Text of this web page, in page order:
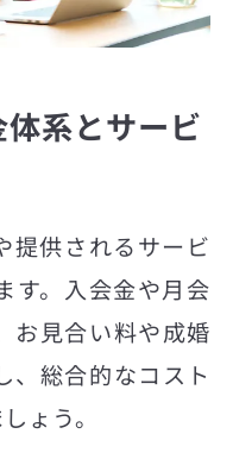
系とサービ
提供されるサービ
す。入会金や月会
お見合い料や成婚
、総合的なコスト
ょう。